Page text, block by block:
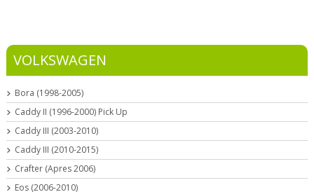
VOLKSWAGEN
Bora (1998-2005)
Caddy II (1996-2000) Pick Up
Caddy III (2003-2010)
Caddy III (2010-2015)
Crafter (Apres 2006)
Eos (2006-2010)